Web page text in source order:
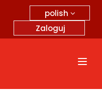
polish
Zaloguj